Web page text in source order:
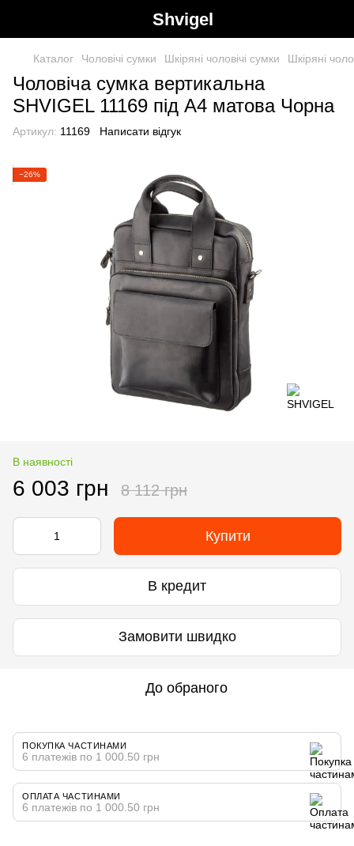
Shvigel
Каталог Чоловічі сумки Шкіряні чоловічі сумки Шкіряні
Чоловіча сумка вертикальна
SHVIGEL 11169 під А4 матова Чорна
Артикул: 11169 Написати відгук
−26%
В наявності
6 003 грн 8 112 грн
Купити
В кредит
Замовити швидко
До обраного
ПОКУПКА ЧАСТИНАМИ
6 платежів по 1 000.50 грн
ОПЛАТА ЧАСТИНАМИ
6 платежів по 1 000.50 грн